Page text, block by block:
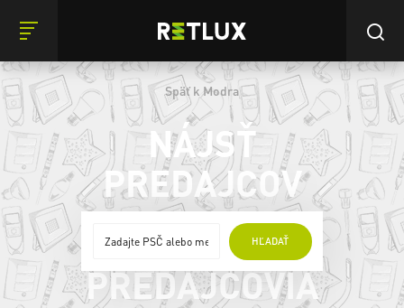
Späť k Modra
NÁJSŤ
PREDAJCOV
HĽADAŤ
ONLINE
PREDAJCOVIA